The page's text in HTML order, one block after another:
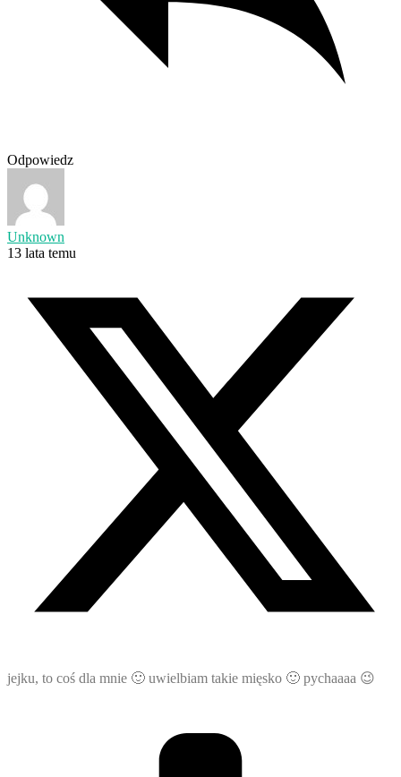
Odpowiedz
Unknown
13 lata temu
jejku, to coś dla mnie 🙂 uwielbiam takie mięsko 🙂 pychaaaa 😉